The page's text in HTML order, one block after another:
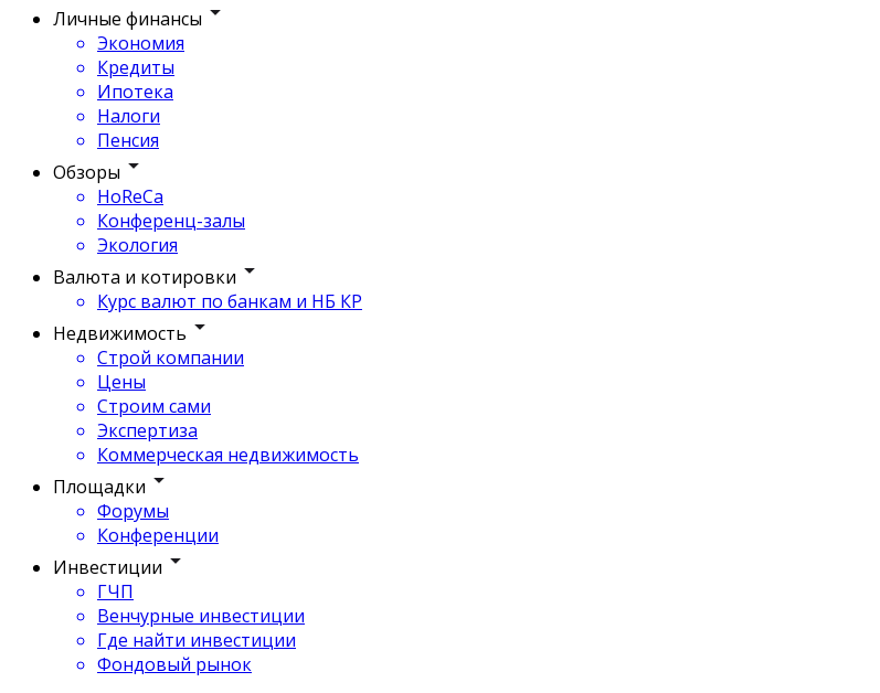
Личные финансы
Экономия
Кредиты
Ипотека
Налоги
Пенсия
Обзоры
HoReCa
Конференц-залы
Экология
Валюта и котировки
Курс валют по банкам и НБ КР
Недвижимость
Строй компании
Цены
Строим сами
Экспертиза
Коммерческая недвижимость
Площадки
Форумы
Конференции
Инвестиции
ГЧП
Венчурные инвестиции
Где найти инвестиции
Фондовый рынок